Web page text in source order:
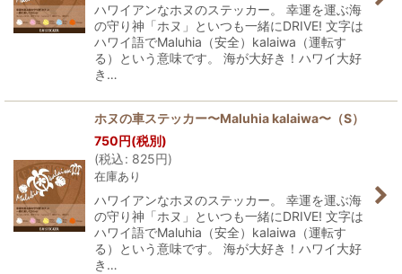
ハワイアンなホヌのステッカー。 幸運を運ぶ海
の守り神「ホヌ」といつも一緒にDRIVE! 文字は
ハワイ語でMaluhia（安全）kalaiwa（運転す
る）という意味です。 海が大好き！ハワイ大好
き…
ホヌの車ステッカー〜Maluhia kalaiwa〜（S）
750円(税別)
(税込: 825円)
在庫あり
ハワイアンなホヌのステッカー。 幸運を運ぶ海
の守り神「ホヌ」といつも一緒にDRIVE! 文字は
ハワイ語でMaluhia（安全）kalaiwa（運転す
る）という意味です。 海が大好き！ハワイ大好
き…